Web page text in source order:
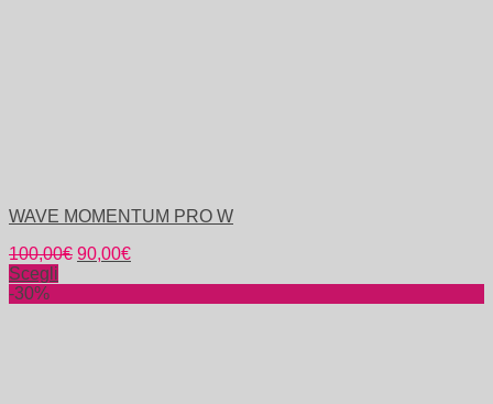
WAVE MOMENTUM PRO W
100,00€ 90,00€
Scegli
-30%